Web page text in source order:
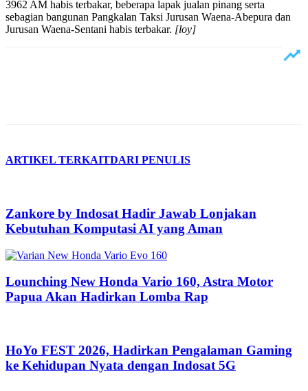
3962 AM habis terbakar, beberapa lapak jualan pinang serta
sebagian bangunan Pangkalan Taksi Jurusan Waena-Abepura dan
Jurusan Waena-Sentani habis terbakar. [loy]
ARTIKEL TERKAITDARI PENULIS
Zankore by Indosat Hadir Jawab Lonjakan
Kebutuhan Komputasi AI yang Aman
Lounching New Honda Vario 160, Astra Motor
Papua Akan Hadirkan Lomba Rap
HoYo FEST 2026, Hadirkan Pengalaman Gaming
ke Kehidupan Nyata dengan Indosat 5G